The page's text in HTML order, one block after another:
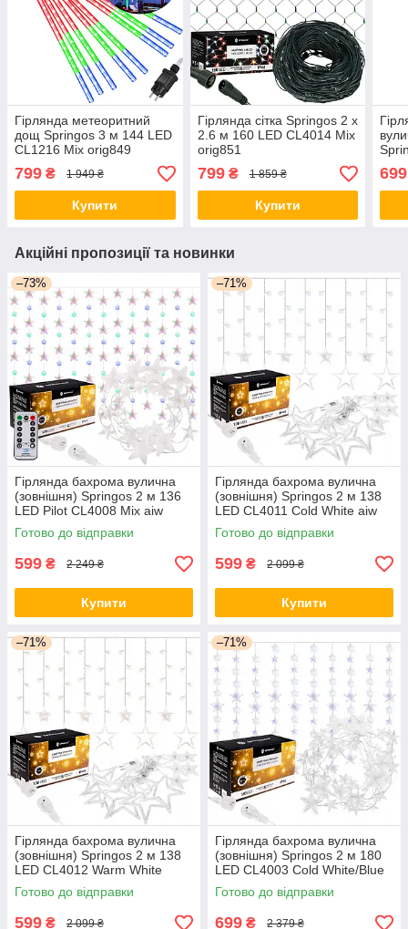
Гірлянда метеоритний
дощ Springos 3 м 144 LED
CL1216 Mix orig849
799 ₴ 1 949 ₴
Купити
Гірлянда сітка Springos 2 x
2.6 м 160 LED CL4014 Mix
orig851
799₴ 1 859 ₴
Купити
699
Акційні пропозиції та новинки
–73%
Гірлянда бахрома вулична
(зовнішня) Springos 2 м 136
LED Pilot CL4008 Mix aiw
якість
Готово до відправки
599 ₴ 2 249 ₴
Купити
–71%
Гірлянда бахрома вулична
(зовнішня) Springos 2 м 138
LED CL4011 Cold White aiw
якість
Готово до відправки
599 ₴ 2 099 ₴
Купити
–71%
Гірлянда бахрома вулична
(зовнішня) Springos 2 м 138
LED CL4012 Warm White
orig447
Готово до відправки
599 ₴ 2 099 ₴
–71%
Гірлянда бахрома вулична
(зовнішня) Springos 2 м 180
LED CL4003 Cold White/Blue
orig438
Готово до відправки
699 ₴ 2 379 ₴